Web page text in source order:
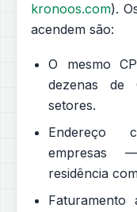
kronoos.com).
acendem são:
O mesmo
dezenas de
setores.
Endereço
empresas
residência
Faturamento